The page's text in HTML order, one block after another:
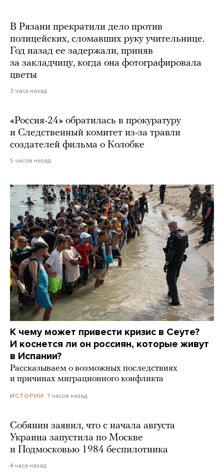
В Рязани прекратили дело против
полицейских, сломавших руку учительнице.
Год назад ее задержали, приняв
за закладчицу, когда она фотографировала
цветы
3 часа назад
«Россия-24» обратилась в прокуратуру
и Следственный комитет из-за травли
создателей фильма о Колобке
5 часов назад
К чему может привести кризис в Сеуте?
И коснется ли он россиян, которые живут
в Испании?
Рассказываем о возможных последствиях
и причинах миграционного конфликта
ИСТОРИИ 7 часов назад
Собянин заявил, что с начала августа
Украина запустила по Москве
и Подмосковью 1984 беспилотника
4 часа назад